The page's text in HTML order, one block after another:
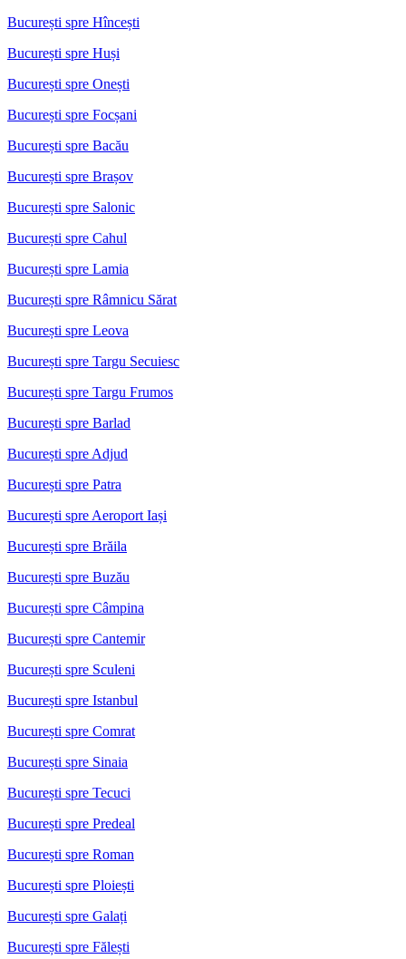
București spre Hîncești
București spre Huși
București spre Onești
București spre Focșani
București spre Bacău
București spre Brașov
București spre Salonic
București spre Cahul
București spre Lamia
București spre Râmnicu Sărat
București spre Leova
București spre Targu Secuiesc
București spre Targu Frumos
București spre Barlad
București spre Adjud
București spre Patra
București spre Aeroport Iași
București spre Brăila
București spre Buzău
București spre Câmpina
București spre Cantemir
București spre Sculeni
București spre Istanbul
București spre Comrat
București spre Sinaia
București spre Tecuci
București spre Predeal
București spre Roman
București spre Ploiești
București spre Galați
București spre Fălești